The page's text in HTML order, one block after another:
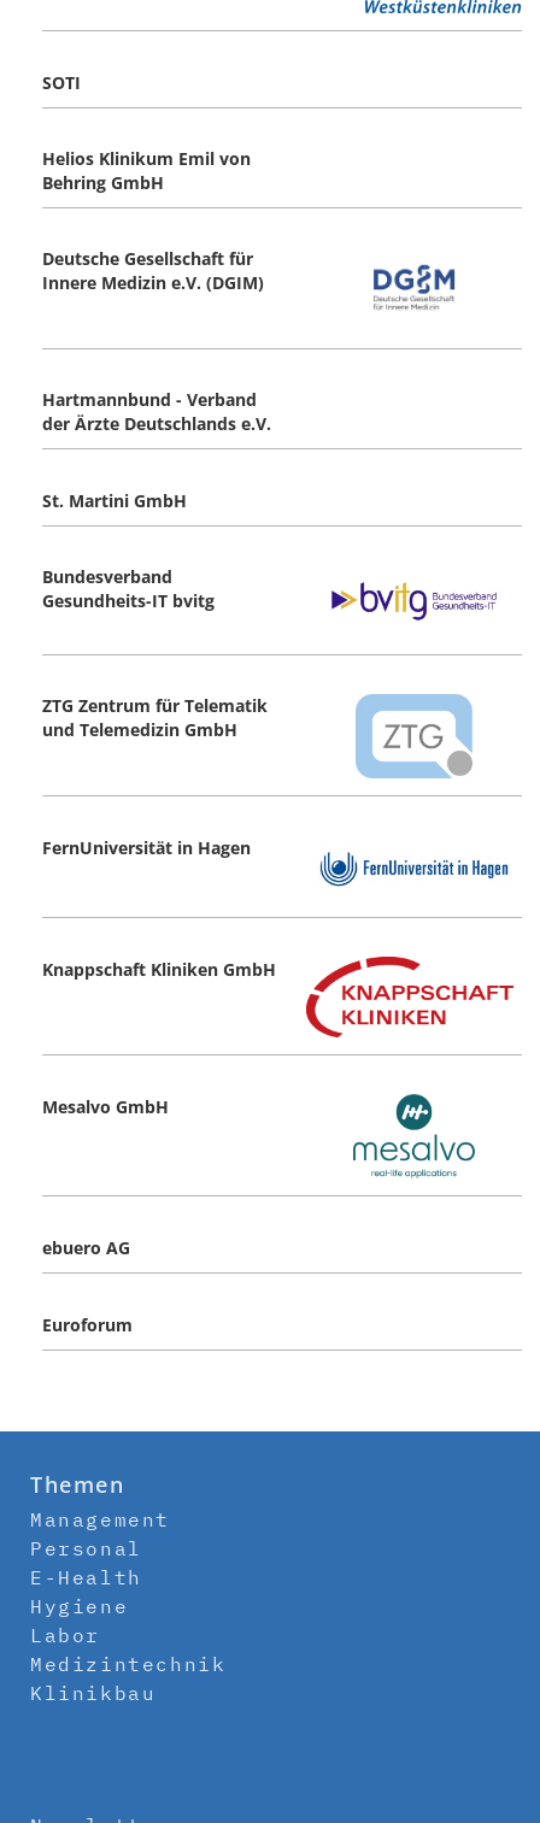
SOTI
Helios Klinikum Emil von
Behring GmbH
Deutsche Gesellschaft für
Innere Medizin e.V. (DGIM)
Hartmannbund - Verband
der Ärzte Deutschlands e.V.
St. Martini GmbH
Bundesverband
Gesundheits-IT bvitg
ZTG Zentrum für Telematik
und Telemedizin GmbH
FernUniversität in Hagen
Knappschaft Kliniken GmbH
Mesalvo GmbH
ebuero AG
Euroforum
Themen
Management
Personal
E-Health
Hygiene
Labor
Medizintechnik
Klinikbau